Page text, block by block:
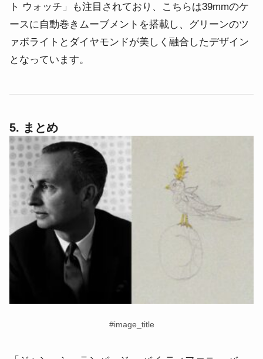
ト ウォッチ」も注目されており、こちらは39mmのケ
ースに自動巻きムーブメントを搭載し、グリーンのツ
ァボライトとダイヤモンドが美しく融合したデザイン
となっています。
5. まとめ
#image_title